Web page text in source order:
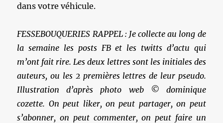
dans votre véhicule.
FESSEBOUQUERIES RAPPEL : Je collecte au long de
la semaine les posts FB et les twitts d’actu qui
m’ont fait rire. Les deux lettres sont les initiales des
auteurs, ou les 2 premières lettres de leur pseudo.
Illustration d’après photo web © dominique
cozette. On peut liker, on peut partager, on peut
s’abonner, on peut commenter, on peut faire un